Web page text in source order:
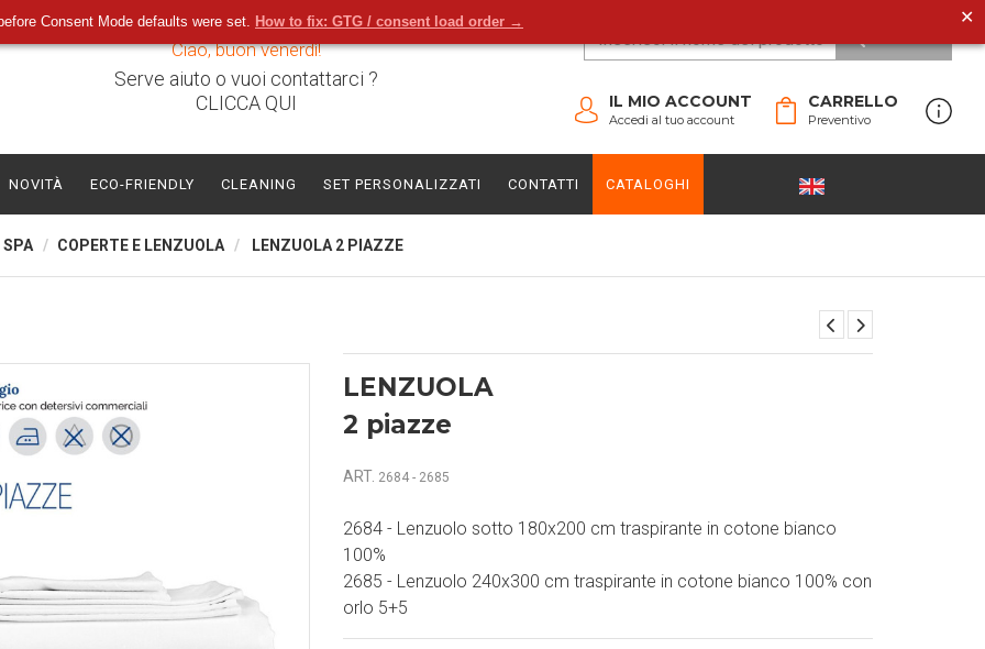
Consent Mode defaults were set. How to fix: GTG / consent load order → ✕
Ciao, buon venerdì!
Serve aiuto o vuoi contattarci ?
CLICCA QUI
CARRELLO
Preventivo
IL MIO ACCOUNT
Accedi al tuo account
NOVITÀ ECO-FRIENDLY CLEANING SET PERSONALIZZATI CONTATTI CATALOGHI
SPA COPERTE E LENZUOLA LENZUOLA 2 PIAZZE
LENZUOLA
2 piazze
ART. 2684 - 2685
2684 - Lenzuolo sotto 180x200 cm traspirante in cotone bianco
100%
2685 - Lenzuolo 240x300 cm traspirante in cotone bianco 100% con
orlo 5+5